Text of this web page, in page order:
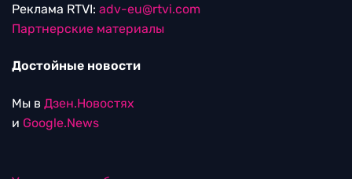
Реклама RTVI: adv-eu@rtvi.com
Партнерские материалы
Достойные новости
Мы в Дзен.Новостях
и Google.News